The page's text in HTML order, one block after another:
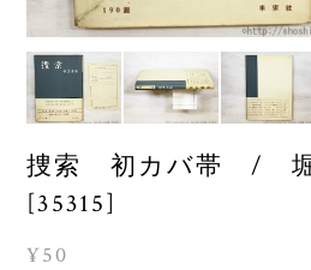
捜索 初カバ帯 /
[35315]
¥50